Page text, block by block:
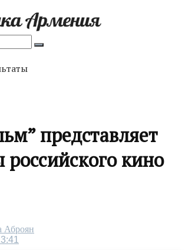
представляет
кино
Аброян